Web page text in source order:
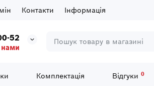
Контакти Інформація
52
Комплектація Відгуки 0
ø72x450mm, 1 1/4